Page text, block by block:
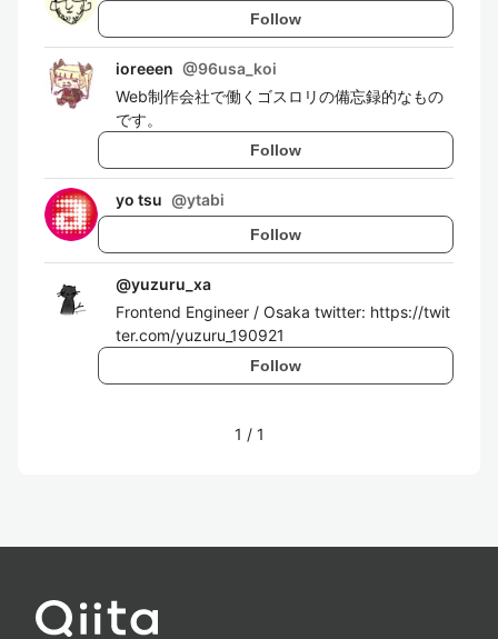
Follow
ioreeen @96usa_koi
Web制作会社で働くゴスロリの備忘録的なもの
です。
Follow
yo tsu @ytabi
Follow
@yuzuru_xa
Frontend Engineer / Osaka twitter: https://twit
ter.com/yuzuru_190921
Follow
1 / 1